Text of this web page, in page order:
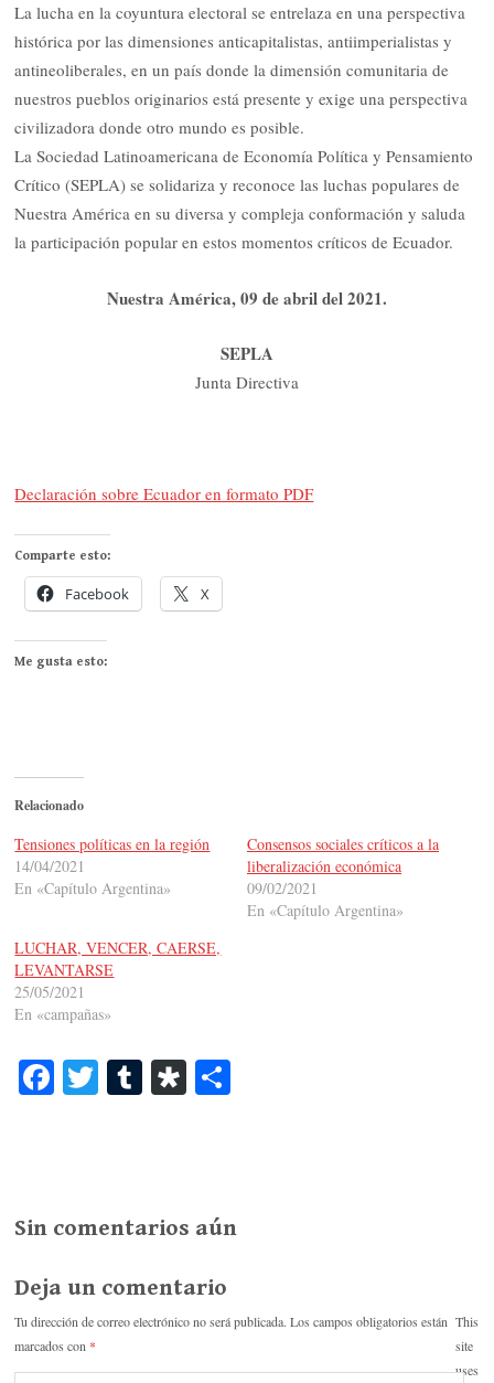
La lucha en la coyuntura electoral se entrelaza en una perspectiva
histórica por las dimensiones anticapitalistas, antiimperialistas y
antineoliberales, en un país donde la dimensión comunitaria de
nuestros pueblos originarios está presente y exige una perspectiva
civilizadora donde otro mundo es posible.
La Sociedad Latinoamericana de Economía Política y Pensamiento
Crítico (SEPLA) se solidariza y reconoce las luchas populares de
Nuestra América en su diversa y compleja conformación y saluda
la participación popular en estos momentos críticos de Ecuador.
Nuestra América, 09 de abril del 2021.
SEPLA
Junta Directiva
Declaración sobre Ecuador en formato PDF
Comparte esto:
Facebook X
Me gusta esto:
Relacionado
Tensiones políticas en la región
14/04/2021
En «Capítulo Argentina»
Consensos sociales críticos a la
liberalización económica
09/02/2021
En «Capítulo Argentina»
LUCHAR, VENCER, CAERSE,
LEVANTARSE
25/05/2021
En «campañas»
Fa T T
r
Di
rti
Sin comentarios aún
Deja un comentario
Tu dirección de correo electrónico no será publicada. Los campos obligatorios están
marcados con *
This
site
uses